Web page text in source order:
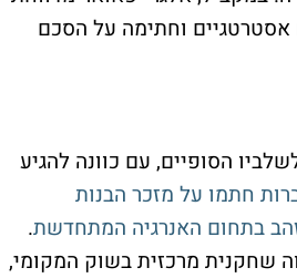
מיליון שקל ממשקיעים אסטרטגיים וחתימה על הסכם
הסופיים, עם כוונה להגיע
חתמו על מזכר הבנות
בתחום האנרגיה המתחדשת.
שחקנית מרכזית בשוק המקומי,